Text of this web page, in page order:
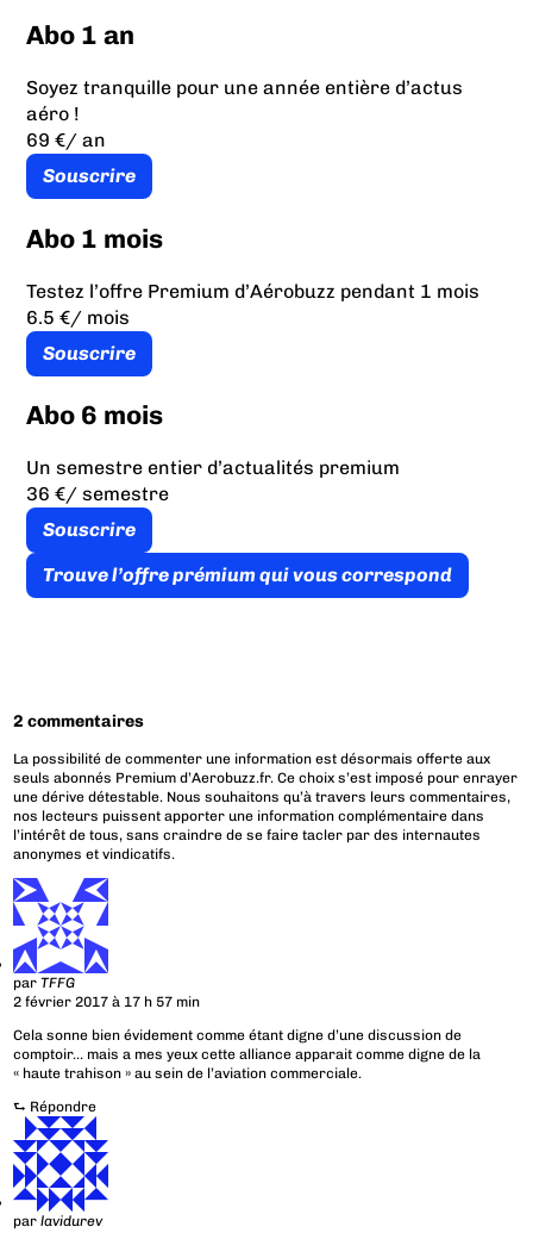
Abo 1 an
Soyez tranquille pour une année entière d’actus
aéro !
69 €/ an
Souscrire
Abo 1 mois
Testez l’offre Premium d’Aérobuzz pendant 1 mois
6.5 €/ mois
Souscrire
Abo 6 mois
Un semestre entier d’actualités premium
36 €/ semestre
Souscrire
Trouve l’offre prémium qui vous correspond
2 commentaires
La possibilité de commenter une information est désormais offerte aux
seuls abonnés Premium d’Aerobuzz.fr. Ce choix s’est imposé pour enrayer
une dérive détestable. Nous souhaitons qu’à travers leurs commentaires,
nos lecteurs puissent apporter une information complémentaire dans
l’intérêt de tous, sans craindre de se faire tacler par des internautes
anonymes et vindicatifs.
parTFFG
2 février 2017 à 17 h 57 min
Cela sonne bien évidement comme étant digne d’une discussion de
comptoir… mais a mes yeux cette alliance apparait comme digne de la
« haute trahison » au sein de l’aviation commerciale.
⮑ Répondre
parlavidurev